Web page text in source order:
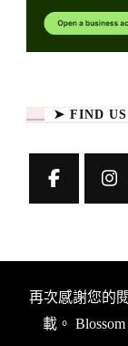
➤ FIND
再次感謝您的
載。